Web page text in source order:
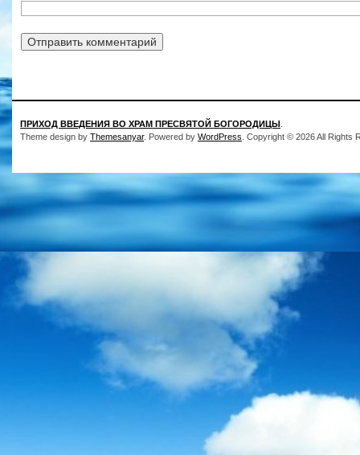
ПРИХОД ВВЕДЕНИЯ ВО ХРАМ ПРЕСВЯТОЙ БОГОРОДИЦЫ
Theme design by Themesanyar. Powered by WordPress . Copyright © 2026 All Rights